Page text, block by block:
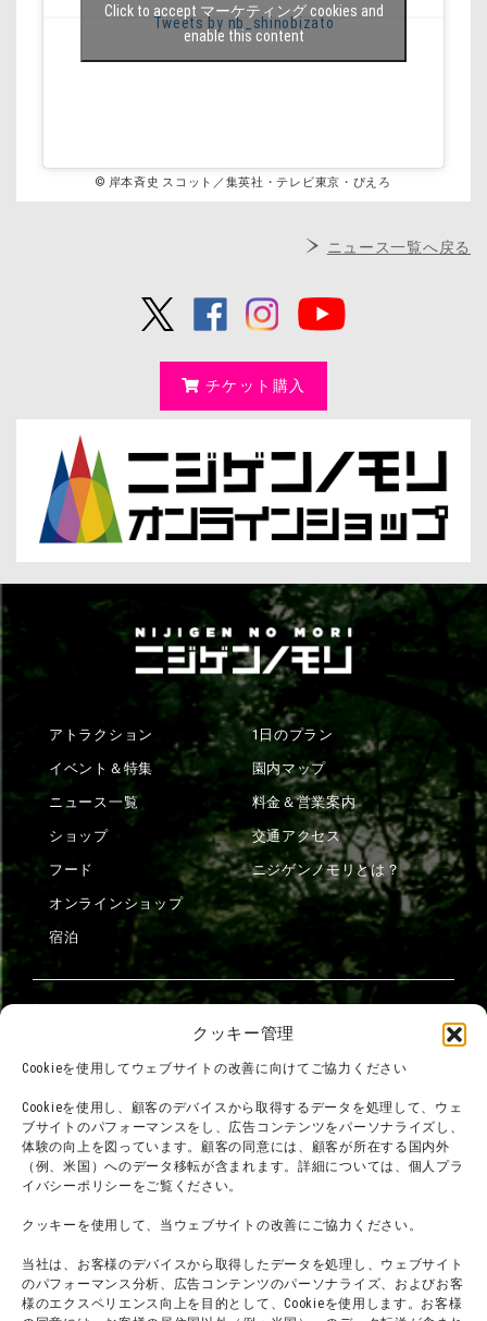
クッキー管理
Cookieを使用してウェブサイトの改善に向けてご協力ください
Cookieを使用し、顧客のデバイスから取得するデータを処理して、ウェ
ブサイトのパフォーマンスをし、広告コンテンツをパーソナライズし、
体験の向上を図っています。顧客の同意には、顧客が所在する国内外
（例、米国）へのデータ移転が含まれます。詳細については、個人プラ
イバシーポリシーをご覧ください。
クッキーを使用して、当ウェブサイトの改善にご協力ください。
当社は、お客様のデバイスから取得したデータを処理し、ウェブサイト
のパフォーマンス分析、広告コンテンツのパーソナライズ、およびお客
様のエクスペリエンス向上を目的として、Cookieを使用します。お客様
Tweets by nb_shinobizato
Click to accept マーケティング cookies and
enable this content
© 岸本斉史 スコット／集英社・テレビ東京・ぴえろ
ニュース一覧へ戻る
チケット購入
アトラクション
イベント＆特集
ニュース一覧
ショップ
フード
オンラインショップ
宿泊
1日のプラン
園内マップ
料金＆営業案内
交通アクセス
ニジゲンノモリとは？
お問い合わせ
利用規約
プライバシーポリシー
プレスリリース
会社概要
スタッフ募集